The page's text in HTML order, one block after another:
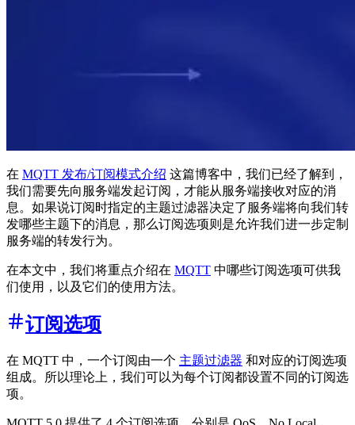
在 MQTT 发布/订阅模式介绍 这篇博客中，我们已经了解到，
我们需要先向服务端发起订阅，才能从服务端接收对应的消
息。如果说订阅时指定的主题过滤器决定了服务端将向我们转
发哪些主题下的消息，那么订阅选项则是允许我们进一步定制
服务端的转发行为。
在本文中，我们将重点介绍在 MQTT 中哪些订阅选项可供我
们使用，以及它们的使用方法。
订阅选项
在 MQTT 中，一个订阅由一个 主题过滤器 和对应的订阅选项
组成。所以理论上，我们可以为每个订阅都设置不同的订阅选
项。